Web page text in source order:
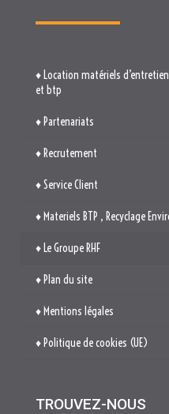
♦ Location matériels
et btp
♦ Partenariats
♦ Recrutement
♦ Service Client
♦ Materiels BTP , Recyclage
♦ Le Groupe RHF
♦ Plan du site
♦ Mentions légales
♦ Politique de cookies (UE)
TROUVEZ-NOUS